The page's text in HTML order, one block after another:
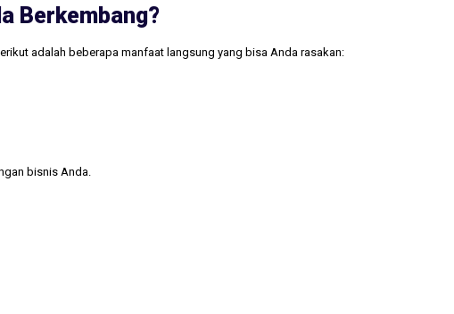
Berkembang?
adalah beberapa manfaat langsung yang bisa Anda rasakan:
bisnis Anda.